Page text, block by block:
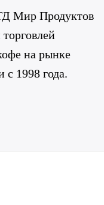
Мир Продуктов
на рынке
1998 года.